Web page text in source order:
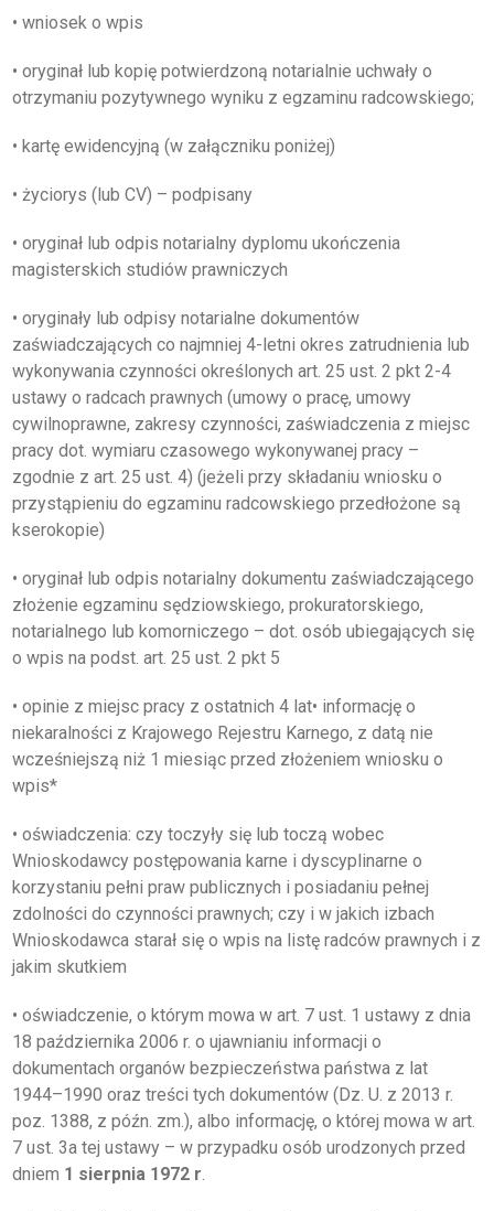
• wniosek o wpis
• oryginał lub kopię potwierdzoną notarialnie uchwały o
otrzymaniu pozytywnego wyniku z egzaminu radcowskiego;
• kartę ewidencyjną (w załączniku poniżej)
• życiorys (lub CV) – podpisany
• oryginał lub odpis notarialny dyplomu ukończenia
magisterskich studiów prawniczych
• oryginały lub odpisy notarialne dokumentów
zaświadczających co najmniej 4-letni okres zatrudnienia lub
wykonywania czynności określonych art. 25 ust. 2 pkt 2-4
ustawy o radcach prawnych (umowy o pracę, umowy
cywilnoprawne, zakresy czynności, zaświadczenia z miejsc
pracy dot. wymiaru czasowego wykonywanej pracy –
zgodnie z art. 25 ust. 4) (jeżeli przy składaniu wniosku o
przystąpieniu do egzaminu radcowskiego przedłożone są
kserokopie)
• oryginał lub odpis notarialny dokumentu zaświadczającego
złożenie egzaminu sędziowskiego, prokuratorskiego,
notarialnego lub komorniczego – dot. osób ubiegających się
o wpis na podst. art. 25 ust. 2 pkt 5
• opinie z miejsc pracy z ostatnich 4 lat• informację o
niekaralności z Krajowego Rejestru Karnego, z datą nie
wcześniejszą niż 1 miesiąc przed złożeniem wniosku o
wpis*
• oświadczenia: czy toczyły się lub toczą wobec
Wnioskodawcy postępowania karne i dyscyplinarne o
korzystaniu pełni praw publicznych i posiadaniu pełnej
zdolności do czynności prawnych; czy i w jakich izbach
Wnioskodawca starał się o wpis na listę radców prawnych i z
jakim skutkiem
• oświadczenie, o którym mowa w art. 7 ust. 1 ustawy z dnia
18 października 2006 r. o ujawnianiu informacji o
dokumentach organów bezpieczeństwa państwa z lat
1944–1990 oraz treści tych dokumentów (Dz. U. z 2013 r.
poz. 1388, z późn. zm.), albo informację, o której mowa w art.
7 ust. 3a tej ustawy – w przypadku osób urodzonych przed
dniem 1 sierpnia 1972 r.